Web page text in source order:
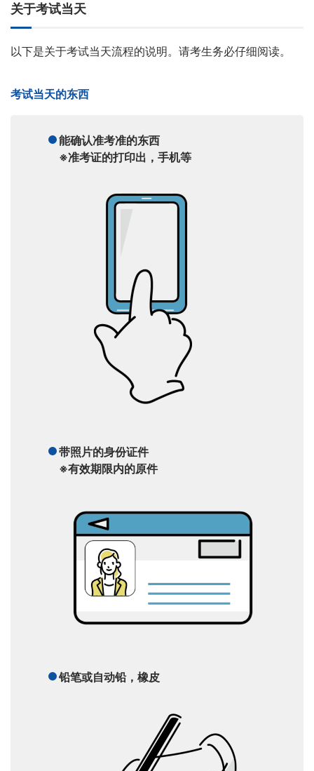
关于考试当天
以下是关于考试当天流程的说明。请考生务必仔细阅读。
考试当天的东西
能确认准考准的东西
※准考证的打印出，手机等
带照片的身份证件
※有效期限内的原件
铅笔或自动铅，橡皮